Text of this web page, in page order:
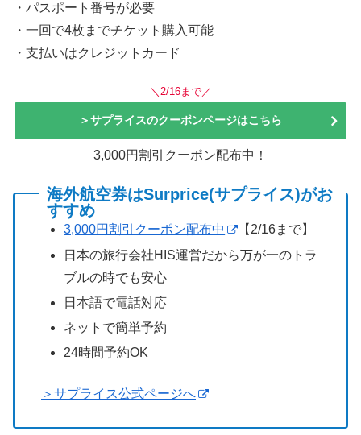
・パスポート番号が必要
・一回で4枚までチケット購入可能
・支払いはクレジットカード
＼2/16まで／
＞サプライスのクーポンページはこちら
3,000円割引クーポン配布中！
海外航空券はSurprice(サプライス)がお
すすめ
3,000円割引クーポン配布中
【2/16まで】
日本の旅行会社HIS運営だから万が一のトラ
ブルの時でも安心
日本語で電話対応
ネットで簡単予約
24時間予約OK
＞サプライス公式ページへ